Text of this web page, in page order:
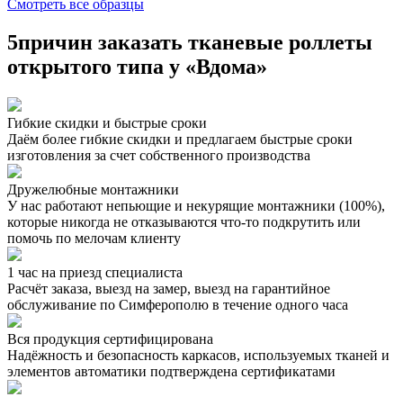
Смотреть все образцы
5причин заказать тканевые роллеты
открытого типа у «Вдома»
Гибкие скидки и быстрые сроки
Даём более гибкие скидки и предлагаем быстрые сроки
изготовления за счет собственного производства
Дружелюбные монтажники
У нас работают непьющие и некурящие монтажники (100%),
которые никогда не отказываются что-то подкрутить или
помочь по мелочам клиенту
1 час на приезд специалиста
Расчёт заказа, выезд на замер, выезд на гарантийное
обслуживание по Симферополю в течение одного часа
Вся продукция сертифицирована
Надёжность и безопасность каркасов, используемых тканей и
элементов автоматики подтверждена сертификатами